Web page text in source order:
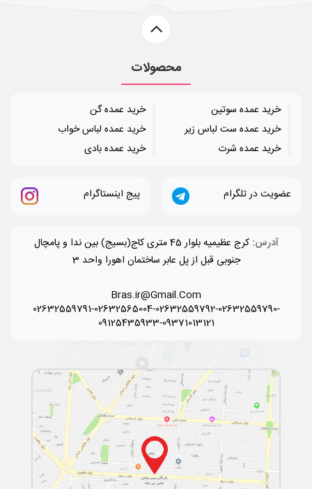
محصولات
خرید عمده سوتین
خرید عمده ست لباس زیر
خرید عمده شرت
خرید عمده گن
خرید عمده لباس خواب
خرید عمده بادی
عضویت در تلگرام پیج اینستاگرام
آدرس:
کرج عظیمیه بلوار 45 متری کاج(بسیج) بین ندا و پامچال
جنوبی قبل از پل عابر ساختمان اهورا واحد 3
Bras.ir@Gmail.Com
02632559791-02632565004-02632559792-02632559790-
09125435933-09371013121